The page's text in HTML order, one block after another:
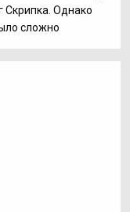
Скрипка. Однако
сложно